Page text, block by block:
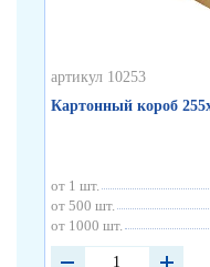
артикул 10253
Картонный короб
от 1 шт.
от 500 шт.
от 1000 шт.